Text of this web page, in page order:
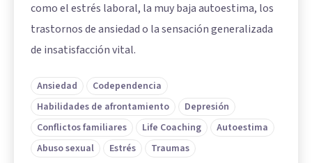
como el estrés laboral, la muy baja autoestima, los
trastornos de ansiedad o la sensación generalizada
de insatisfacción vital.
Ansiedad
Codependencia
Habilidades de afrontamiento
Depresión
Conflictos familiares
Life Coaching
Autoestima
Abuso sexual
Estrés Traumas